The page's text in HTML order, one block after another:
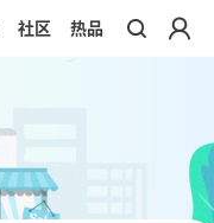
社区 热品